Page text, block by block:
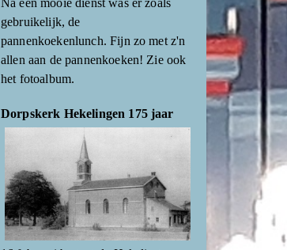
gebruikelijk, de
pannenkoekenlunch. Fijn zo met z'n
allen aan de pannenkoeken! Zie ook
het fotoalbum.
Dorpskerk Hekelingen 175 jaar